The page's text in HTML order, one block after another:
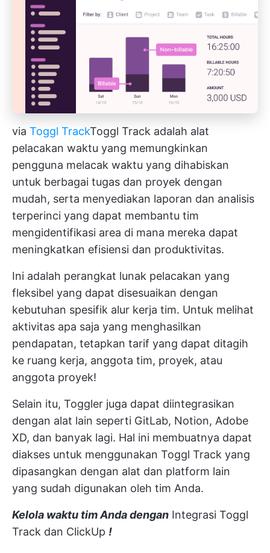
via Toggl TrackToggl Track adalah alat
pelacakan waktu yang memungkinkan
pengguna melacak waktu yang dihabiskan
untuk berbagai tugas dan proyek dengan
mudah, serta menyediakan laporan dan analisis
terperinci yang dapat membantu tim
mengidentifikasi area di mana mereka dapat
meningkatkan efisiensi dan produktivitas.
Ini adalah perangkat lunak pelacakan yang
fleksibel yang dapat disesuaikan dengan
kebutuhan spesifik alur kerja tim. Untuk melihat
aktivitas apa saja yang menghasilkan
pendapatan, tetapkan tarif yang dapat ditagih
ke ruang kerja, anggota tim, proyek, atau
anggota proyek!
Selain itu, Toggler juga dapat diintegrasikan
dengan alat lain seperti GitLab, Notion, Adobe
XD, dan banyak lagi. Hal ini membuatnya dapat
diakses untuk menggunakan Toggl Track yang
dipasangkan dengan alat dan platform lain
yang sudah digunakan oleh tim Anda.
Kelola waktu tim Anda dengan Integrasi Toggl
Track dan ClickUp !